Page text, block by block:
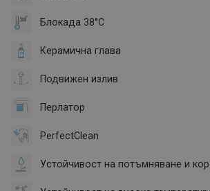
Блокада 38°C
Керамична глава
Подвижен излив
Перлатор
PerfectClean
Устойчивост на потъмняване и